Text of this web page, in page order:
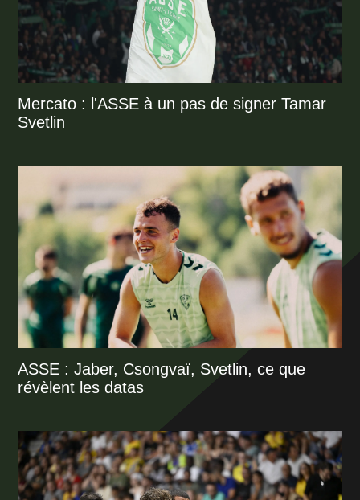
Mercato : l'ASSE à un pas de signer Tamar
Svetlin
ASSE : Jaber, Csongvaï, Svetlin, ce que
révèlent les datas